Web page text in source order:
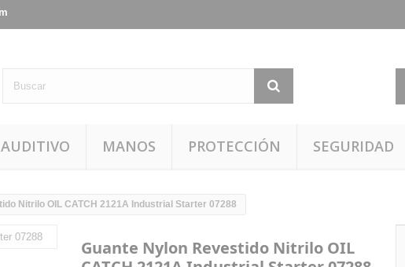
AUDITIVO MANOS PROTECCIÓN SEGURIDAD
Nitrilo OIL CATCH 2121A Industrial Starter 07288
Guante Nylon Revestido Nitrilo OIL